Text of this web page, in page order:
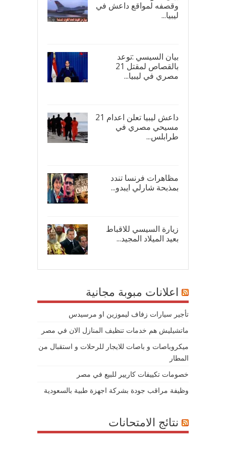
وقصفه لمواقع داعش في
ليبيا...
بيان السيسي :توعد
بالقصاص لمقتل 21
مصري في ليبيا...
داعش ليبيا تعلن اعدام 21
مسيحي مصري في
طرابلس...
مظاهرات فرنسا تندد
بمذبحة شارلي ايبدو...
زيارة السيسي للاقباط
بعيد الميلاد المجيد...
اعلانات مبوبة مجانية
تأجير سيارات زفاف ليموزين او مرسيدس
ماتشيليش هم خدمات تنظيف المنازل الان في مصر
ميكروباصات و باصات للايجار للرحلات و استقبال من
المطار
خصومات تكييفات كاريير للبيع في مصر
وظيفة مراقب جودة بشركة اجهزة طبية بالسعودية
نتائج الامتحانات